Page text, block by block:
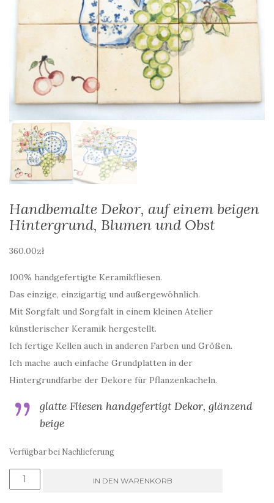
Handbemalte Dekor, auf einem beigen
Hintergrund, Blumen und Obst
360.00zł
100% handgefertigte Keramikfliesen.
Das einzige, einzigartig und außergewöhnlich.
Mit Sorgfalt und Sorgfalt in einem kleinen Atelier
künstlerischer Keramik hergestellt.
Ich fertige Kellen auch in anderen Farben und Größen.
Ich mache auch einfache Grundplatten in der
Hintergrundfarbe der Dekore für Pflanzenkacheln.
glatte Fliesen handgefertigt Dekor, glänzend
beige
Verfügbar bei Nachlieferung
Handbemalte
IN DEN WARENKORB